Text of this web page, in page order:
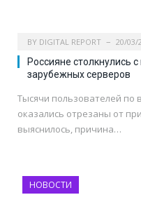
BY DIGITAL REPORT 20/03/
Россияне столкнулись
зарубежных серверов
Тысячи пользователей по
оказались отрезаны от
выяснилось, причина…
НОВОСТИ